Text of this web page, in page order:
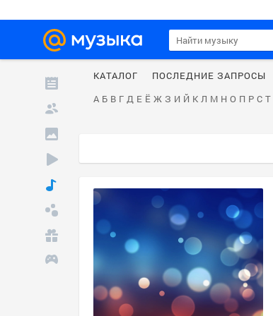
КАТАЛОГ
ПОСЛЕДНИЕ ЗАПРОСЫ
А Б В Г Д Е Ё Ж З И Й К Л М Н О П Р С Т